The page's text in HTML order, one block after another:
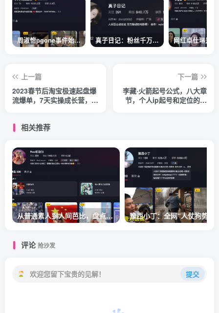
周淑怡pgone事件始末，周淑怡现状 真子日记：粉丝千万的真子日记是最懂反转的网红吗？
上一篇
2023春节后淘宝极速起盘爆
流爆单，7天实操成长营，7
下一篇
李藏·火箭起号公式，八大章
节，个人ip起号和定位的认
相关推荐
从普通素人到人间芭比，盘点Real机智张的走红之路
评论抢沙发
欢迎您留下宝贵的见解！ 提交